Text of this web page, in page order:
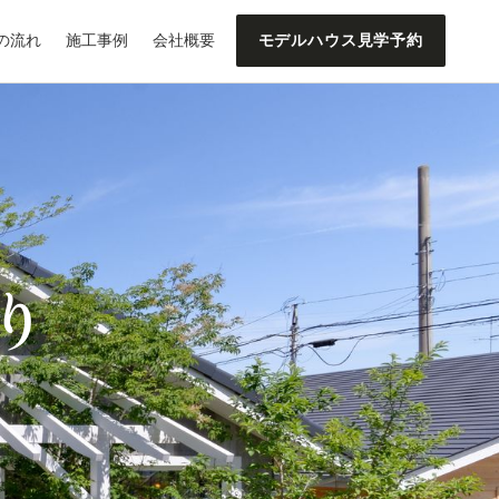
流れ 施工事例 会社概要 モデルハウス見学予約